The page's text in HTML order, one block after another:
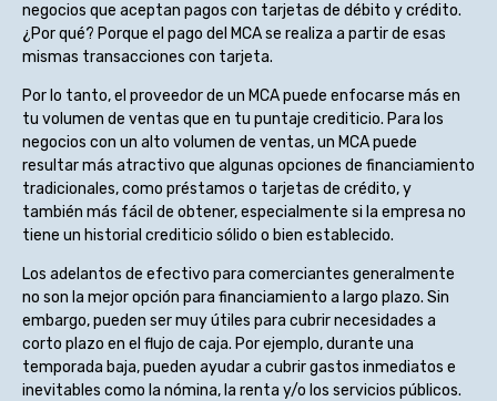
negocios que aceptan pagos con tarjetas de débito y crédito.
¿Por qué? Porque el pago del MCA se realiza a partir de esas
mismas transacciones con tarjeta.
Por lo tanto, el proveedor de un MCA puede enfocarse más en
tu volumen de ventas que en tu puntaje crediticio. Para los
negocios con un alto volumen de ventas, un MCA puede
resultar más atractivo que algunas opciones de financiamiento
tradicionales, como préstamos o tarjetas de crédito, y
también más fácil de obtener, especialmente si la empresa no
tiene un historial crediticio sólido o bien establecido.
Los adelantos de efectivo para comerciantes generalmente
no son la mejor opción para financiamiento a largo plazo. Sin
embargo, pueden ser muy útiles para cubrir necesidades a
corto plazo en el flujo de caja. Por ejemplo, durante una
temporada baja, pueden ayudar a cubrir gastos inmediatos e
inevitables como la nómina, la renta y/o los servicios públicos.